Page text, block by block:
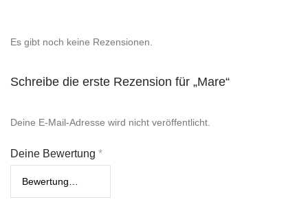
Es gibt noch keine Rezensionen.
Schreibe die erste Rezension für „Mare“
Deine E-Mail-Adresse wird nicht veröffentlicht.
Deine Bewertung *